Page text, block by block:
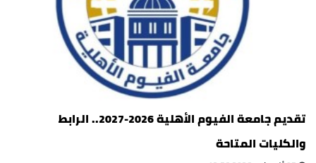
تقديم جامعة الفيوم الأهلية 2026-2027.. الرابط
والكليات المتاحة